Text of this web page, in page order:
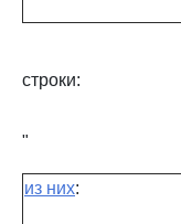
строки:
"
из них: